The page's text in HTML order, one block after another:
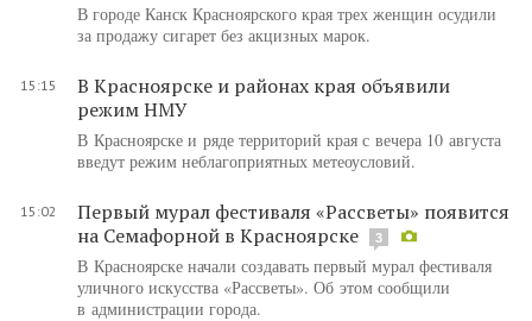
В городе Канск Красноярского края трех женщин осудили
за продажу сигарет без акцизных марок.
15:15
В Красноярске и районах края объявили
режим НМУ
В Красноярске и ряде территорий края с вечера 10 августа
введут режим неблагоприятных метеоусловий.
15:02
Первый мурал фестиваля «Рассветы» появится
на Семафорной в Красноярске
3
В Красноярске начали создавать первый мурал фестиваля
уличного искусства «Рассветы». Об этом сообщили
в администрации города.